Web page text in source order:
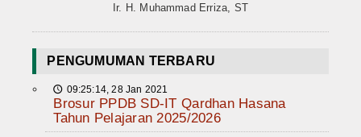
Ir. H. Muhammad Erriza, ST
PENGUMUMAN TERBARU
🕔 09:25:14, 28 Jan 2021
Brosur PPDB SD-IT Qardhan Hasana
Tahun Pelajaran 2025/2026